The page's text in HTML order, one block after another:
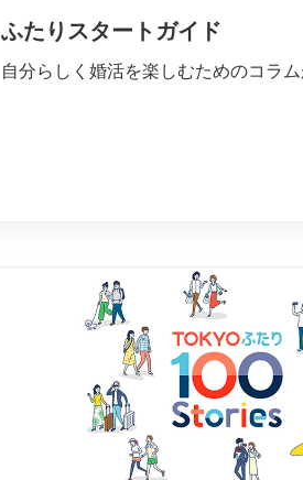
ふたりスタートガイド
自分らしく婚活を楽しむためのコラ